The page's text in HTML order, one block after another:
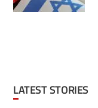
LATEST STORIES